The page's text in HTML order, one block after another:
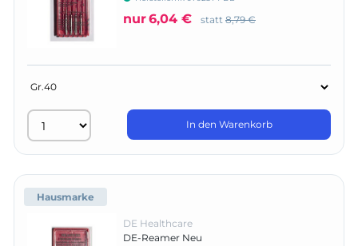
nur6,04 € statt 8,79 €
In den Warenkorb
Hausmarke
DE Healthcare
DE-Reamer Neu